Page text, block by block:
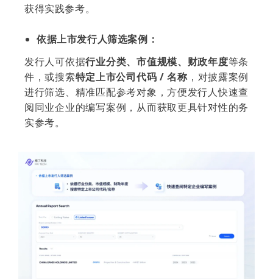
获得实践参考。
依据上市发行人筛选案例：
发行人可依据行业分类、市值规模、财政年度等条
件，或搜索特定上市公司代码 / 名称 ，对披露案例
进行筛选、精准匹配参考对象，方便发行人快速查
阅同业企业的编写案例，从而获取更具针对性的务
实参考。